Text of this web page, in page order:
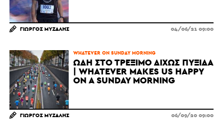
ΓΙΏΡΓΟΣ ΜΥΖΆΛΗΣ 04/06/21 09:00
WHATEVER ON SUNDAY MORNING
ΩΔΉ ΣΤΟ ΤΡΈΞΙΜΟ ΔΊΧΩΣ ΠΥΞΊΔΑ
| WHATEVER MAKES US HAPPY
ON A SUNDAY MORNING
ΓΙΏΡΓΟΣ ΜΥΖΆΛΗΣ 06/09/20 09:00